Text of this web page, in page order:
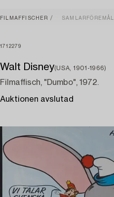
FILMAFFISCHER SAMLARFÖREMÅL
1712279
Walt Disney(USA, 1901-1966)
Filmaffisch, "Dumbo", 1972.
Auktionen avslutad